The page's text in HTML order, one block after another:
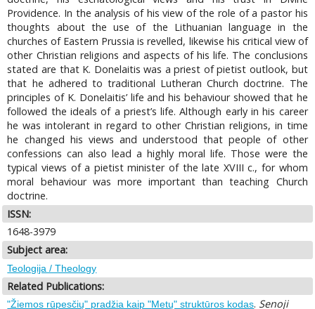
Providence. In the analysis of his view of the role of a pastor his
thoughts about the use of the Lithuanian language in the
churches of Eastern Prussia is revelled, likewise his critical view of
other Christian religions and aspects of his life. The conclusions
stated are that K. Donelaitis was a priest of pietist outlook, but
that he adhered to traditional Lutheran Church doctrine. The
principles of K. Donelaitis’ life and his behaviour showed that he
followed the ideals of a priest’s life. Although early in his career
he was intolerant in regard to other Christian religions, in time
he changed his views and understood that people of other
confessions can also lead a highly moral life. Those were the
typical views of a pietist minister of the late XVIII c., for whom
moral behaviour was more important than teaching Church
doctrine.
ISSN:
1648-3979
Subject area:
Teologija / Theology
Related Publications:
"Žiemos rūpesčių" pradžia kaip "Metų" struktūros kodas. Senoji